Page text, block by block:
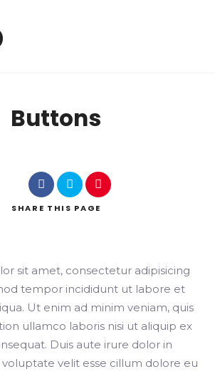
Buttons
SHARE THIS PAGE
sit amet, consectetur adipisicing
tempor incididunt ut labore et
Ut enim ad minim veniam, quis
ullamco laboris nisi ut aliquip ex
Duis aute irure dolor in
velit esse cillum dolore eu